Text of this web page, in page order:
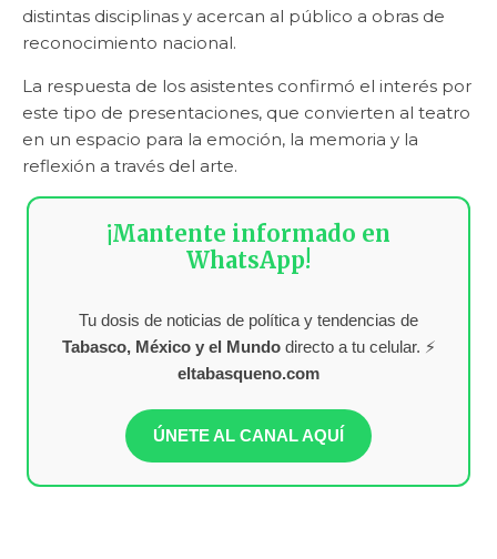
distintas disciplinas y acercan al público a obras de
reconocimiento nacional.
La respuesta de los asistentes confirmó el interés por
este tipo de presentaciones, que convierten al teatro
en un espacio para la emoción, la memoria y la
reflexión a través del arte.
¡Mantente informado en
WhatsApp!
Tu dosis de noticias de política y tendencias de
Tabasco, México y el Mundodirecto a tu celular. ⚡
eltabasqueno.com
ÚNETE AL CANAL AQUÍ